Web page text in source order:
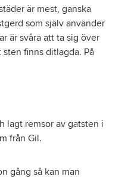
är mest, ganska
som själv använder
är svåra att ta sig över
finns ditlagda. På
lagt remsor av gatsten i
från Gil.
gång så kan man